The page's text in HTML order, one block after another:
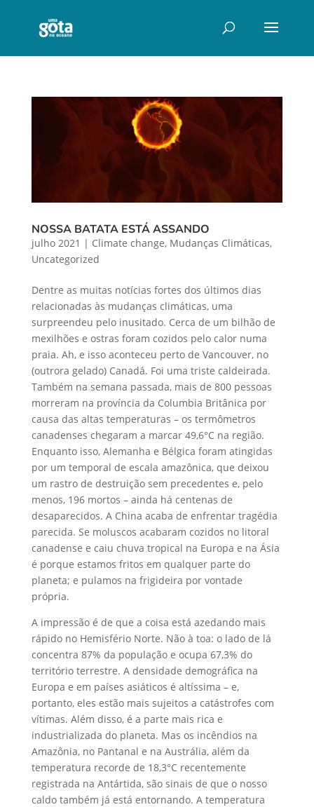
NOSSA BATATA ESTÁ ASSANDO
julho 2021 | Climate change, Mudanças Climáticas,
Uncategorized
Dentre as muitas notícias fortes dos últimos dias
relacionadas às mudanças climáticas, uma
surpreendeu pelo inusitado. Cerca de um bilhão de
mexilhões e ostras foram cozidos pelo calor numa
praia. Ah, e isso aconteceu perto de Vancouver, no
(outrora gelado) Canadá. Foi uma triste caldeirada.
Também na semana passada, mais de 800 pessoas
morreram na província da Columbia Britânica por
causa das altas temperaturas – os termômetros
canadenses chegaram a marcar 49,6°C na região.
Enquanto isso, Alemanha e Bélgica foram atingidas
por um temporal de escala amazônica, que deixou
um rastro de destruição sem precedentes e, pelo
menos, 196 mortos – ainda há centenas de
desaparecidos. A China acaba de enfrentar tragédia
parecida. Se moluscos acabaram cozidos no litoral
canadense e caiu chuva tropical na Europa e na Ásia
é porque estamos fritos em qualquer parte do
planeta; e pulamos na frigideira por vontade
própria.
A impressão é de que a coisa está azedando mais
rápido no Hemisfério Norte. Não à toa: o lado de lá
concentra 87% da população e ocupa 67,3% do
território terrestre. A densidade demográfica na
Europa e em países asiáticos é altíssima – e,
portanto, eles estão mais sujeitos a catástrofes com
vítimas. Além disso, é a parte mais rica e
industrializada do planeta. Mas os incêndios na
Amazônia, no Pantanal e na Austrália, além da
temperatura recorde de 18,3°C recentemente
registrada na Antártida, são sinais de que o nosso
caldo também já está entornando. A temperatura